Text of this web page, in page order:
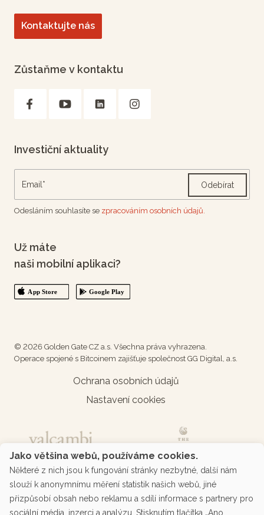
Kontaktujte nás
Zůstaňme v kontaktu
Investiční aktuality
Odebírat
Odesláním souhlasíte se zpracováním osobních údajů.
Už máte
naši mobilní aplikaci?
© 2026 Golden Gate CZ a.s. Všechna práva vyhrazena.
Operace spojené s Bitcoinem zajišťuje společnost GG Digital, a.s.
Ochrana osobních údajů
Nastavení cookies
Jako většina webů, používáme cookies.
Některé z nich jsou k fungování stránky nezbytné, další nám
slouží k anonymnímu měření statistik našich webů, jiné
přizpůsobí obsah nebo reklamu a sdílí informace s partnery pro
sociální média, inzerci a analýzu. Stisknutím tlačítka „Ano,